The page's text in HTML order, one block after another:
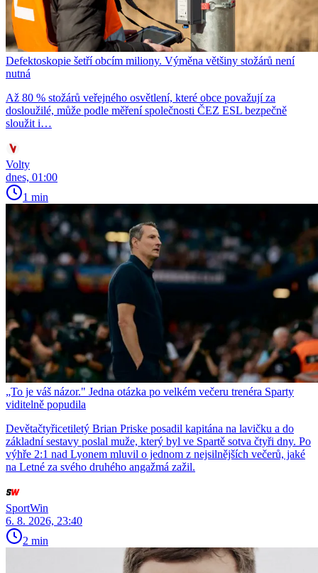
Defektoskopie šetří obcím miliony. Výměna většiny stožárů není
nutná
Až 80 % stožárů veřejného osvětlení, které obce považují za
dosloužilé, může podle měření společnosti ČEZ ESL bezpečně
sloužit i…
Volty
dnes, 01:00
1 min
„To je váš názor." Jedna otázka po velkém večeru trenéra Sparty
viditelně popudila
Devětačtyřicetiletý Brian Priske posadil kapitána na lavičku a do
základní sestavy poslal muže, který byl ve Spartě sotva čtyři dny. Po
výhře 2:1 nad Lyonem mluvil o jednom z nejsilnějších večerů, jaké
na Letné za svého druhého angažmá zažil.
SportWin
6. 8. 2026, 23:40
2 min